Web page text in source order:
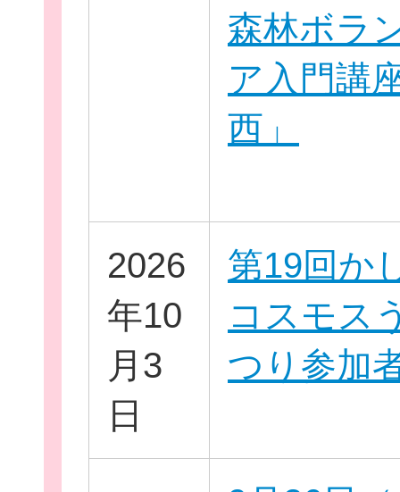
ログイ
森林ボラ
ア入門講
西」
2026
年10
月3
日
第19回か
コスモス
つり参加